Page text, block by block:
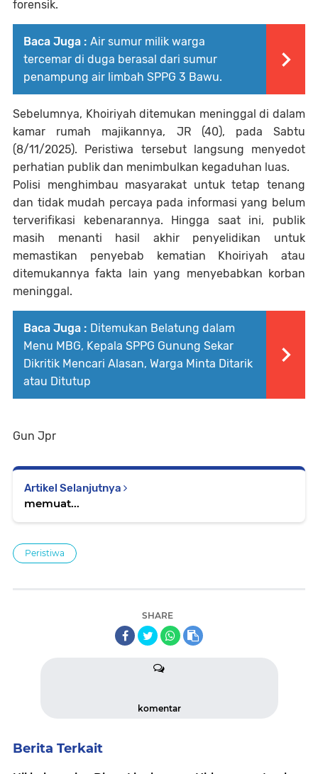
forensik.
Baca Juga : Air sumur milik warga
tercemar di duga berasal dari sumur
penampung air limbah SPPG 3 Bawu.
Sebelumnya, Khoiriyah ditemukan meninggal di dalam
kamar rumah majikannya, JR (40), pada Sabtu
(8/11/2025). Peristiwa tersebut langsung menyedot
perhatian publik dan menimbulkan kegaduhan luas.
Polisi menghimbau masyarakat untuk tetap tenang
dan tidak mudah percaya pada informasi yang belum
terverifikasi kebenarannya. Hingga saat ini, publik
masih menanti hasil akhir penyelidikan untuk
memastikan penyebab kematian Khoiriyah atau
ditemukannya fakta lain yang menyebabkan korban
meninggal.
Baca Juga : Ditemukan Belatung dalam
Menu MBG, Kepala SPPG Gunung Sekar
Dikritik Mencari Alasan, Warga Minta Ditarik
atau Ditutup
Gun Jpr
Artikel Selanjutnya
memuat...
Peristiwa
SHARE
komentar
Berita Terkait